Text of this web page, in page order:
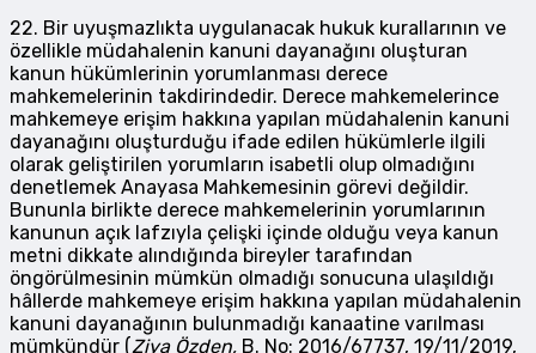
22. Bir uyuşmazlıkta uygulanacak hukuk kurallarının ve
özellikle müdahalenin kanuni dayanağını oluşturan
kanun hükümlerinin yorumlanması derece
mahkemelerinin takdirindedir. Derece mahkemelerince
mahkemeye erişim hakkına yapılan müdahalenin kanuni
dayanağını oluşturduğu ifade edilen hükümlerle ilgili
olarak geliştirilen yorumların isabetli olup olmadığını
denetlemek Anayasa Mahkemesinin görevi değildir.
Bununla birlikte derece mahkemelerinin yorumlarının
kanunun açık lafzıyla çelişki içinde olduğu veya kanun
metni dikkate alındığında bireyler tarafından
öngörülmesinin mümkün olmadığı sonucuna ulaşıldığı
hâllerde mahkemeye erişim hakkına yapılan müdahalenin
kanuni dayanağının bulunmadığı kanaatine varılması
mümkündür (Ziya Özden, B. No: 2016/67737, 19/11/2019,